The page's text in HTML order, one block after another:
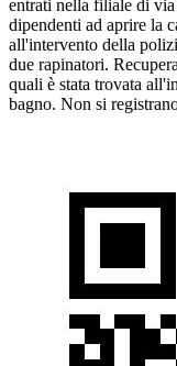
entrati nella filiale di
dipendenti ad aprire la
all'intervento della
due rapinatori.
quali è stata trovata
bagno. Non si